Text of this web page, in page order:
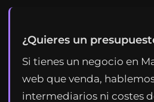
¿Quieres un
Si tienes un negocio en
web que venda,
intermediarios ni costes